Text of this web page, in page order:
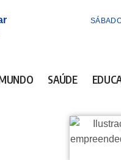
SAÚDE